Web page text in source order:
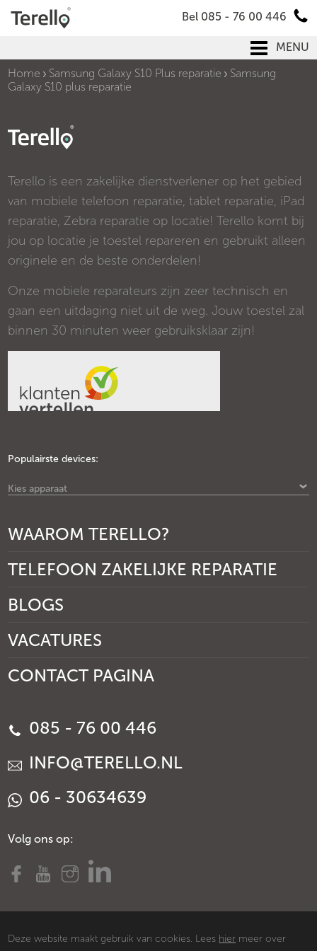
Bel 085 - 76 00 446
MENU
Home
Samsung Galaxy S10 Plus reparatie
Samsung
Galaxy S10 plus reparatie
Terello is een zakelijke dienstverlener op het gebied
van mobiele telefoon reparatie, tablet reparatie, iPad
reparatie, Zebra reparatie op locatie! Terello komt bij
jou op locatie je toestel repareren en gebruikt alleen
originele en de beste onderdelen!
Onze mobiele reparateurs zijn zeer technisch en
gaan een uitdaging niet uit de weg. Jouw toestel zal
binnen 30 minuten weer gebruiksklaar zijn!
Populairste devices:
Kies apparaat
WAAROM TERELLO?
TELEFOON ZAKELIJKE REPARATIE
BLOGS
VACATURES
CONTACT PAGINA
085 - 76 00 446
INFO@TERELLO.NL
06 - 30634639
Volg ons op:
Deze website maakt gebruik van cookies. Lees hier meer over